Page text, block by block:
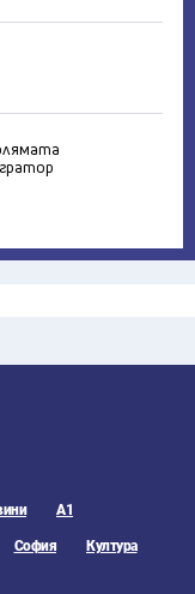
А1
София Култура